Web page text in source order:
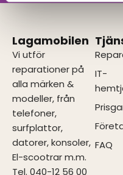
Lagamobilen
Vi utför
reparationer på
alla märken &
modeller, från
telefoner,
surfplattor,
datorer, konsoler,
El-scootrar m.m.
Tel. 040-12 56 00
IT-
FAQ